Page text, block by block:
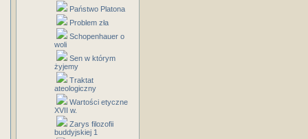
Państwo Platona
Problem zła
Schopenhauer o
woli
Sen w którym
żyjemy
Traktat
ateologiczny
Wartości etyczne
XVII w.
Zarys filozofii
buddyjskiej 1